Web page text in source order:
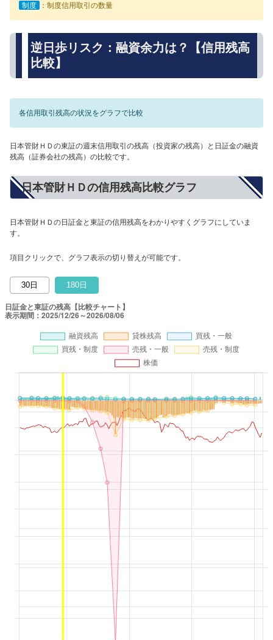
制度
：制度信用取引の数量
逆日歩リスク：融資余力は？【信用残高
比較】
各信用取引残高の状況をグラフで比較
日本管財ＨＤの東証の週末信用取引の残高（投資家の残高）と日証金の融資
残高（証券会社の残高）の比較です。
日本管財ＨＤの信用残高比較グラフ
日本管財ＨＤの日証金と東証の信用残高をわかりやすくグラフにしていま
す。
項目クリックで、グラフ表示の切り替えが可能です。
30日 180日